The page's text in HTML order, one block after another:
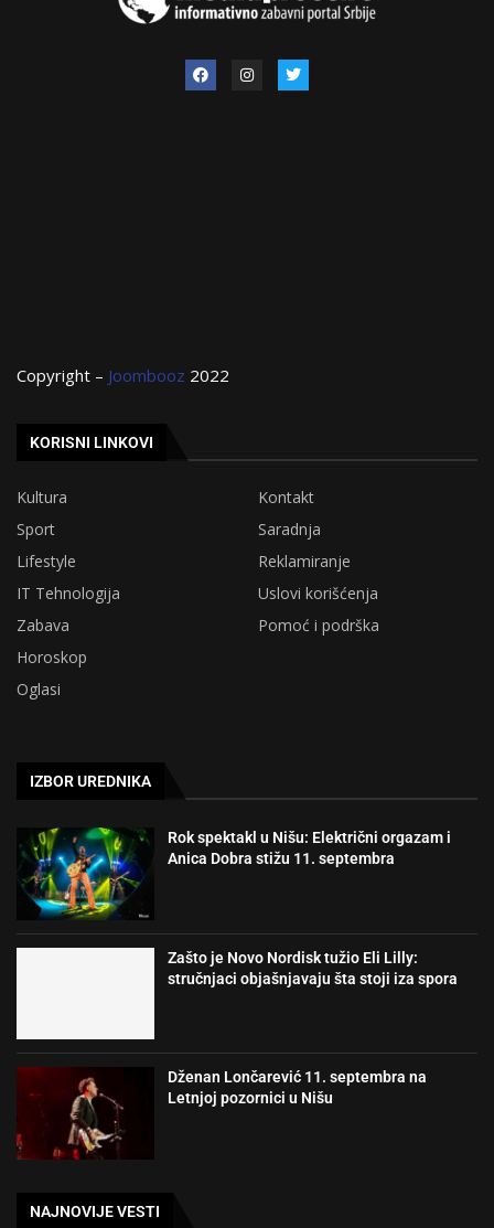
Copyright – Joombooz 2022
KORISNI LINKOVI
Kultura
Kontakt
Sport
Saradnja
Lifestyle
Reklamiranje
IT Tehnologija
Uslovi korišćenja
Zabava
Pomoć i podrška
Horoskop
Oglasi
IZBOR UREDNIKA
Rok spektakl u Nišu: Električni orgazam i
Anica Dobra stižu 11. septembra
Zašto je Novo Nordisk tužio Eli Lilly:
stručnjaci objašnjavaju šta stoji iza spora
Dženan Lončarević 11. septembra na
Letnjoj pozornici u Nišu
NAJNOVIJE VESTI